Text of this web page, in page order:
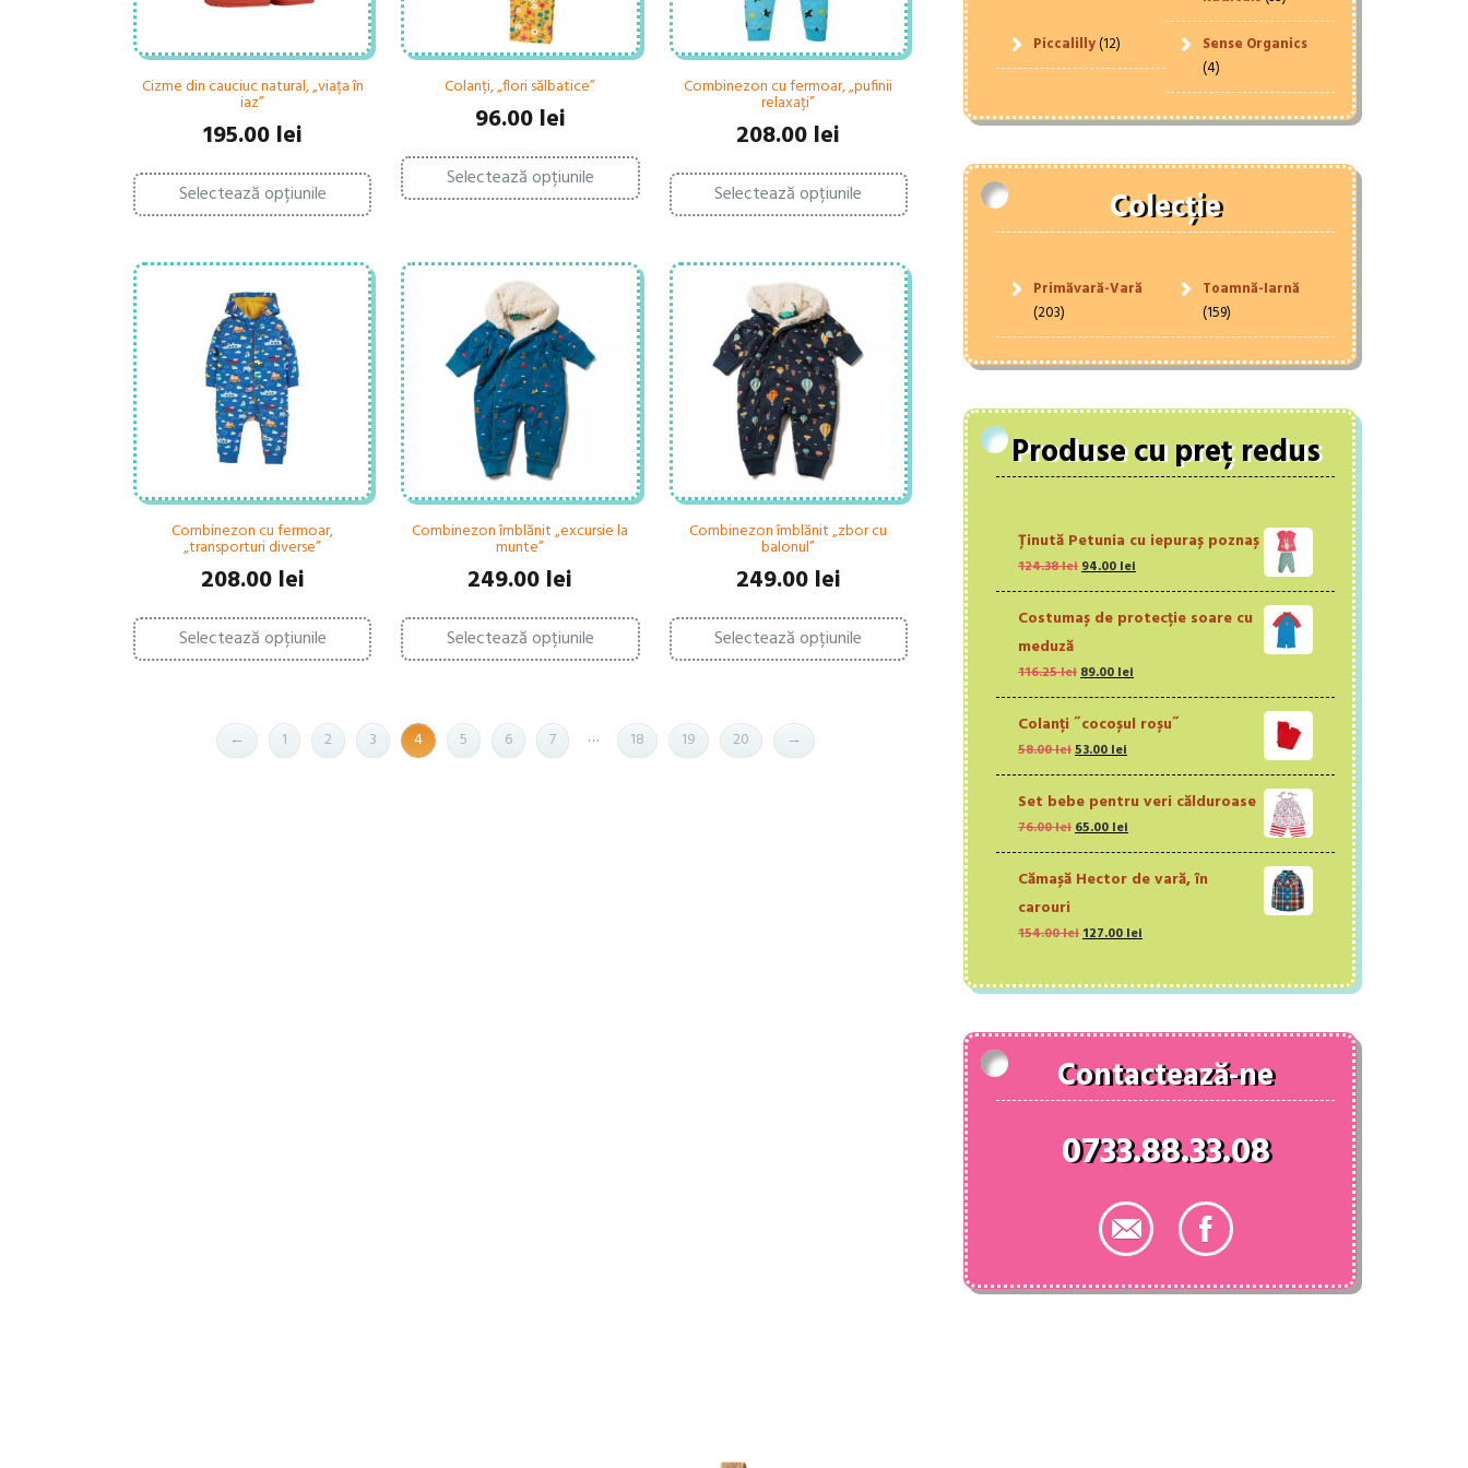
Cizme din cauciuc natural, „viața în
iaz”
195.00 lei
Selectează opțiunile
Acest
produs
are
multe
variații.
Opțiunile
pot
fi
alese
în
pagina
produsului.
Colanți, „flori sălbatice”
96.00 lei
Selectează opțiunile
Acest
produs
are
variații.
Opțiunile
pot
fi
alese
în
pagina
produsului.
Combinezon cu fermoar, „pufinii
relaxați”
208.00 lei
Selectează opțiunile
Acest
produs
are
variații.
Opțiunile
pot
fi
alese
în
pagina
produsului.
Combinezon cu fermoar,
„transporturi diverse”
208.00 lei
Selectează opțiunile
Acest
produs
are
variații.
Opțiunile
Combinezon îmblănit „excursie la
munte”
249.00 lei
Selectează opțiunile
Acest
produs
are
variații.
Opțiunile
Combinezon îmblănit „zbor cu
balonul”
249.00 lei
Selectează opțiunile
Acest
produs
are
Opțiunile
produsului.
← 1 2 3 4 5 6 7 … 18 19 20 →
Piccalilly(12)
Sense Organics
(4)
Colecție
Primăvară-Vară
(203)
Toamnă-Iarnă
(159)
Produse cu preț redus
Ținută Petunia cu iepuraș poznaș
124.38leiPrețul
inițial
a
fost:
94.00leiPrețul
curent
este:
94.00 lei.
Costumaș de protecție soare cu
meduză
116.25leiPrețul
inițial
a
fost:
116.25 lei.
89.00leiPrețul
curent
este:
89.00 lei.
Colanți ˝cocoșul roșu˝
58.00leiPrețul
inițial
a
fost:
58.00 lei.
53.00leiPrețul
curent
este:
53.00 lei.
Set bebe pentru veri călduroase
76.00leiPrețul
inițial
a
fost:
65.00leiPrețul
curent
este:
65.00 lei.
Cămașă Hector de vară, în
carouri
154.00leiPrețul
fost:
127.00leiPrețul
127.00 lei.
Contactează-ne
0733.88.33.08